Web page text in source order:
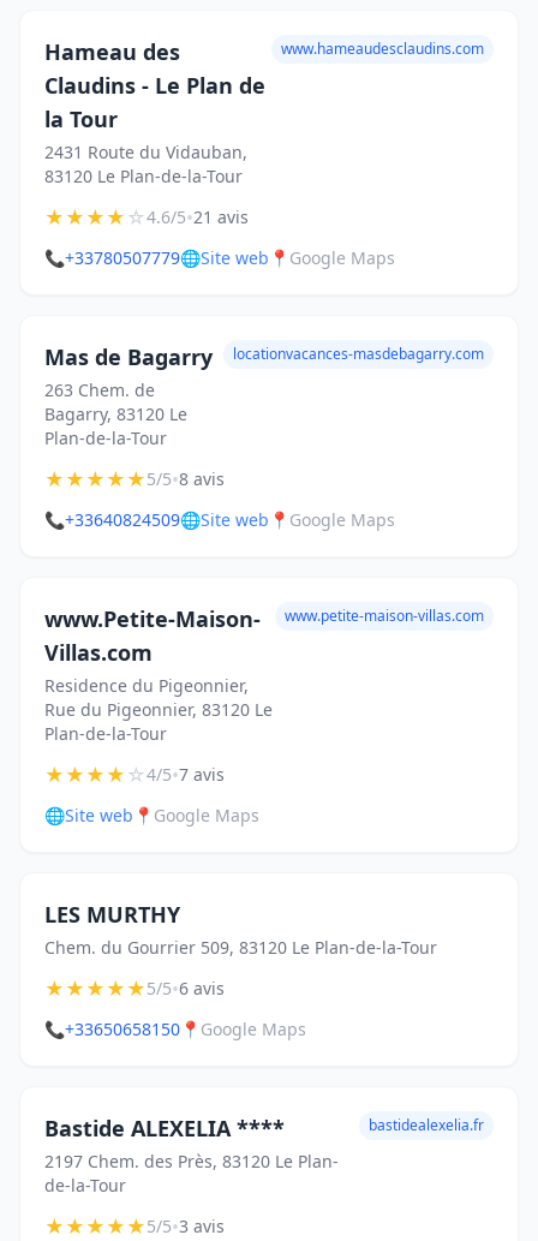
Hameau des
Claudins - Le Plan de
la Tour
2431 Route du Vidauban,
83120 Le Plan-de-la-Tour
www.hameaudesclaudins.com
★★★★☆4.6/5•21 avis
📞+33780507779🌐Site web 📍 Google Maps
Mas de Bagarry
263 Chem. de
Bagarry, 83120 Le
Plan-de-la-Tour
locationvacances-masdebagarry.com
★★★★★5/5•8 avis
📞+33640824509🌐Site web 📍 Google Maps
www.Petite-Maison-
Villas.com
Residence du Pigeonnier,
Rue du Pigeonnier, 83120 Le
Plan-de-la-Tour
www.petite-maison-villas.com
★★★★☆4/5•7 avis
🌐Site web 📍 Google Maps
LES MURTHY
Chem. du Gourrier 509, 83120 Le Plan-de-la-Tour
★★★★★5/5•6 avis
📞+33650658150 📍 Google Maps
Bastide ALEXELIA ****
2197 Chem. des Près, 83120 Le Plan-
de-la-Tour
bastidealexelia.fr
★★★★★5/5•3 avis